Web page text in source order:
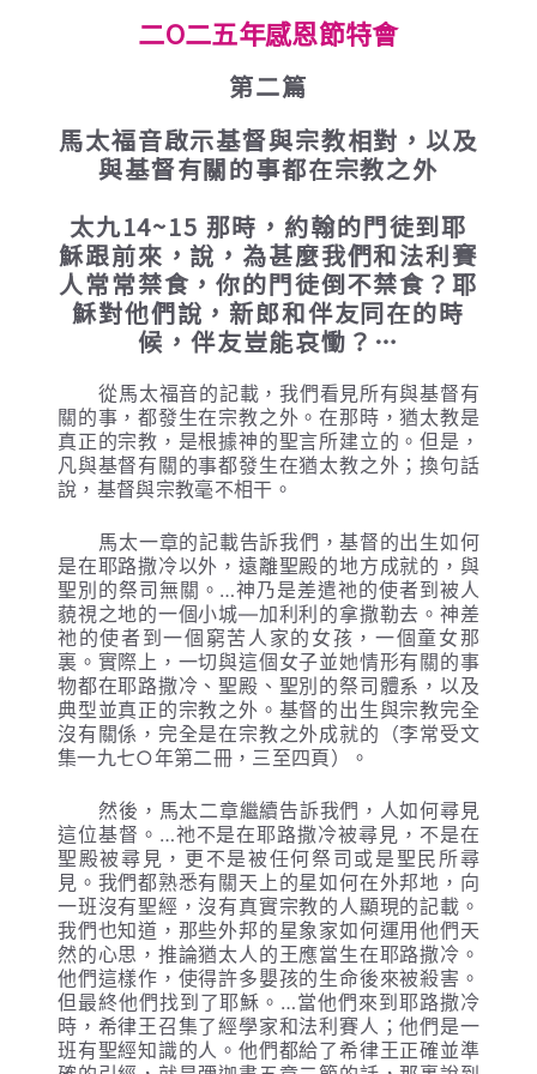
二O二五年感恩節特會
第二篇
馬太福音啟示基督與宗教相對，以及
與基督有關的事都在宗教之外
太九14~15 那時，約翰的門徒到耶
穌跟前來，說，為甚麼我們和法利賽
人常常禁食，你的門徒倒不禁食？耶
穌對他們說，新郎和伴友同在的時
候，伴友豈能哀慟？…
從馬太福音的記載，我們看見所有與基督有
關的事，都發生在宗教之外。在那時，猶太教是
真正的宗教，是根據神的聖言所建立的。但是，
凡與基督有關的事都發生在猶太教之外；換句話
說，基督與宗教毫不相干。
馬太一章的記載告訴我們，基督的出生如何
是在耶路撒冷以外，遠離聖殿的地方成就的，與
聖別的祭司無關。…神乃是差遣祂的使者到被人
藐視之地的一個小城—加利利的拿撒勒去。神差
祂的使者到一個窮苦人家的女孩，一個童女那
裏。實際上，一切與這個女子並她情形有關的事
物都在耶路撒冷、聖殿、聖別的祭司體系，以及
典型並真正的宗教之外。基督的出生與宗教完全
沒有關係，完全是在宗教之外成就的（李常受文
集一九七○年第二冊，三至四頁）。
然後，馬太二章繼續告訴我們，人如何尋見
這位基督。…祂不是在耶路撒冷被尋見，不是在
聖殿被尋見，更不是被任何祭司或是聖民所尋
見。我們都熟悉有關天上的星如何在外邦地，向
一班沒有聖經，沒有真實宗教的人顯現的記載。
我們也知道，那些外邦的星象家如何運用他們天
然的心思，推論猶太人的王應當生在耶路撒冷。
他們這樣作，使得許多嬰孩的生命後來被殺害。
但最終他們找到了耶穌。…當他們來到耶路撒冷
時，希律王召集了經學家和法利賽人；他們是一
班有聖經知識的人。他們都給了希律王正確並準